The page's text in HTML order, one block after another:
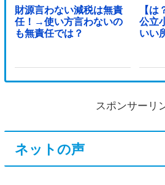
財源言わない減税は無責
任！→使い方言わないの
も無責任では？
【は
公立
いい
スポンサーリ
ネットの声